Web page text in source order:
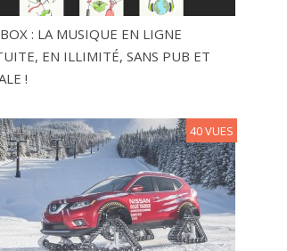
: LA MUSIQUE EN LIGNE
EN ILLIMITÉ, SANS PUB ET
!
40 VUES